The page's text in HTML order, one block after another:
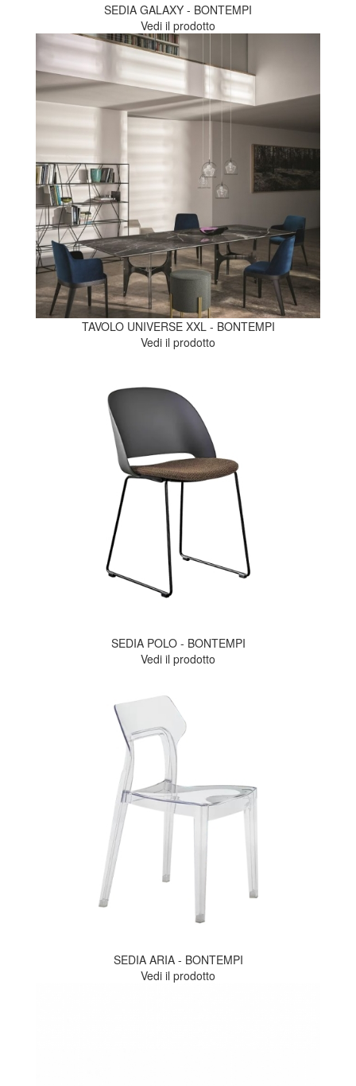
SEDIA GALAXY - BONTEMPI
Vedi il prodotto
TAVOLO UNIVERSE XXL - BONTEMPI
Vedi il prodotto
SEDIA POLO - BONTEMPI
Vedi il prodotto
SEDIA ARIA - BONTEMPI
Vedi il prodotto